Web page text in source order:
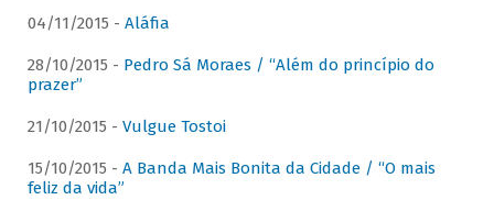
04/11/2015 - Aláfia
28/10/2015 - Pedro Sá Moraes / “Além do princípio do
prazer”
21/10/2015 - Vulgue Tostoi
15/10/2015 - A Banda Mais Bonita da Cidade / “O mais
feliz da vida”